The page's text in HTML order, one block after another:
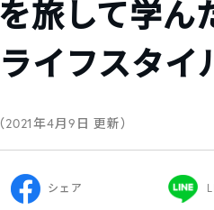
旅して学ん
イフスタイ
年4月9日 更新）
シェア